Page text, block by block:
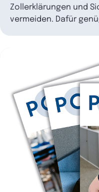
Zollerklärungen und
vermeiden. Dafür